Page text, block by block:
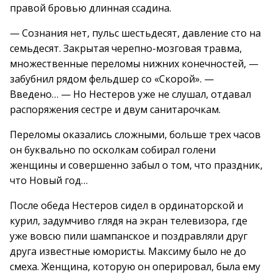
правой бровью длинная ссадина.
— Сознания нет, пульс шестьдесят, давление сто на
семьдесят. Закрытая черепно-мозговая травма,
множественные переломы нижних конечностей, —
забубнил рядом фельдшер со «Скорой». —
Введено… — Но Нестеров уже не слушал, отдавал
распоряжения сестре и двум санитарочкам.
Переломы оказались сложными, больше трех часов
он буквально по осколкам собирал голени
женщины и совершенно забыл о том, что праздник,
что Новый год…
После обеда Нестеров сидел в ординаторской и
курил, задумчиво глядя на экран телевизора, где
уже вовсю пили шампанское и поздравляли друг
друга известные юмористы. Максиму было не до
смеха. Женщина, которую он оперировал, была ему